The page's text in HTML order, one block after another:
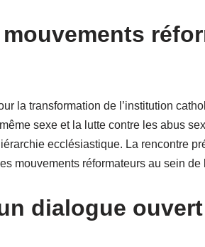
la transformation de l’institution
sexe et la lutte contre les abus
ecclésiastique. La rencontre
mouvements réformateurs au sein de
dialogue ouvert